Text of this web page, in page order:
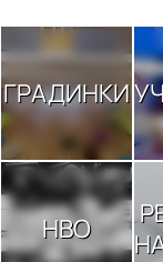
ГРАДИНКИ
НВО